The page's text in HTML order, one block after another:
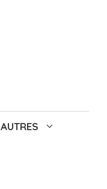
AUTRES